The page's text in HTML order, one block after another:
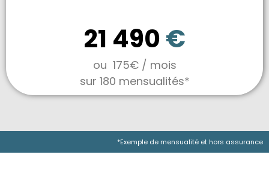
21 490€
ou 175€ / mois
sur 180 mensualités*
*Exemple de mensualité et hors assurance